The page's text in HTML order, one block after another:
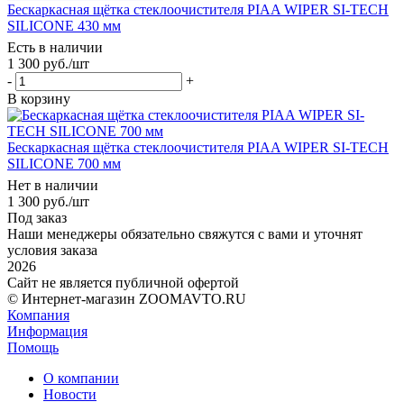
Бескаркасная щётка стеклоочистителя PIAA WIPER SI-TECH
SILICONE 430 мм
Есть в наличии
1 300 руб./шт
-
+
В корзину
Бескаркасная щётка стеклоочистителя PIAA WIPER SI-TECH
SILICONE 700 мм
Нет в наличии
1 300 руб./шт
Под заказ
Наши менеджеры обязательно свяжутся с вами и уточнят
условия заказа
2026
Сайт не является публичной офертой
© Интернет-магазин ZOOMAVTO.RU
Компания
Информация
Помощь
О компании
Новости